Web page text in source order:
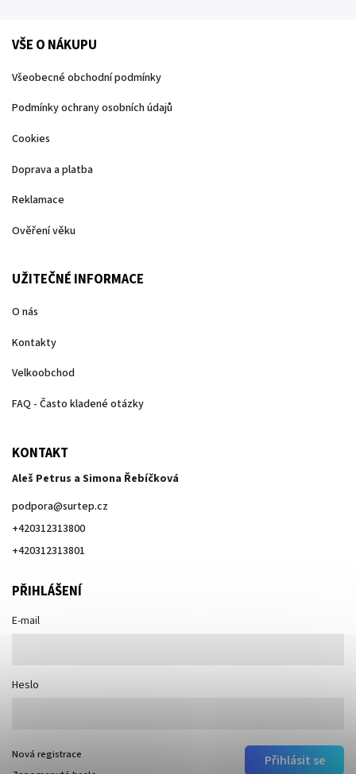
VŠE O NÁKUPU
Všeobecné obchodní podmínky
Podmínky ochrany osobních údajů
Cookies
Doprava a platba
Reklamace
Ověření věku
UŽITEČNÉ INFORMACE
O nás
Kontakty
Velkoobchod
FAQ - Často kladené otázky
KONTAKT
Aleš Petrus a Simona Řebíčková
podpora@surtep.cz
+420312313800
+420312313801
PŘIHLÁŠENÍ
E-mail
Heslo
Přihlásit se
Nová registrace